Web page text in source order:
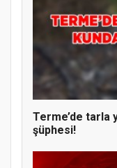
Terme’de tarla
şüphesi!